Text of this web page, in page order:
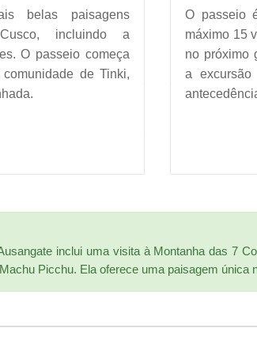
belas paisagens
incluindo a
O passeio começa
de Tinki,
O passeio
máximo 15
no próximo
a
inclui uma visita à Montanha das 7
Picchu. Ela oferece uma paisagem única